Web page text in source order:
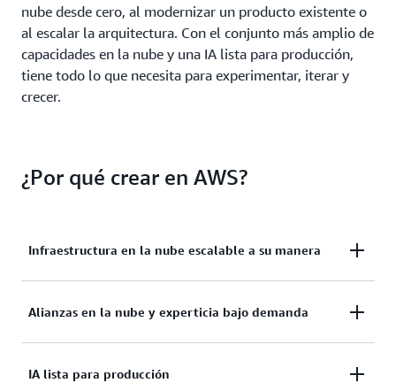
nube desde cero, al modernizar un producto existente o
al escalar la arquitectura. Con el conjunto más amplio de
capacidades en la nube y una IA lista para producción,
tiene todo lo que necesita para experimentar, iterar y
crecer.
¿Por qué crear en AWS?
Infraestructura en la nube escalable a su manera
Implemente soluciones listas para usar o cree una
30 000 soluciones en AWS Marketplace para que la
Alianzas en la nube y experticia bajo demanda
Con una red de más de 140 000 socios en todo el
IA lista para producción